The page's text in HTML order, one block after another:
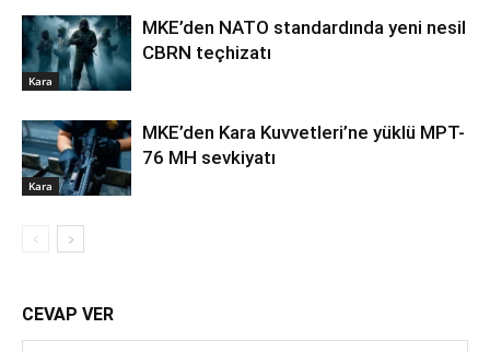
Kara
MKE’den NATO standardında yeni nesil
CBRN teçhizatı
Kara
MKE’den Kara Kuvvetleri’ne yüklü MPT-
76 MH sevkiyatı
CEVAP VER